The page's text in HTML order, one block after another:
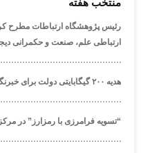
منتخب هفته
رئیس پژوهشگاه ارتباطات مطرح
ارتباطی علم، صنعت و حکمرانی
هدیه ۲۰۰ گیگابایتی دولت برای خبرنگاران ایرانسلی
“تسویه فرامرزی با رمزارز” در